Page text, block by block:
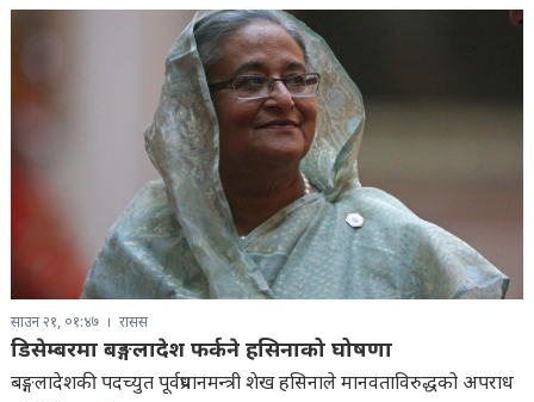
साउन २१, ०१:४७ रासस
डिसेम्बरमा बङ्गलादेश फर्कने हसिनाको घोषणा
बङ्गलादेशकी पदच्युत पूर्वप्रधानमन्त्री शेख हसिनाले मानवताविरुद्धको अपराध